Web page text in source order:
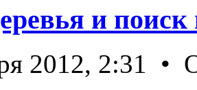
и
2012, 2:31 •